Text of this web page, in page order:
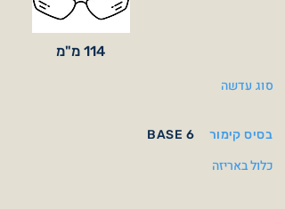
114 מ"מ
סוג עדשה
BASE 6 בסיס קימור
כלול באריזה